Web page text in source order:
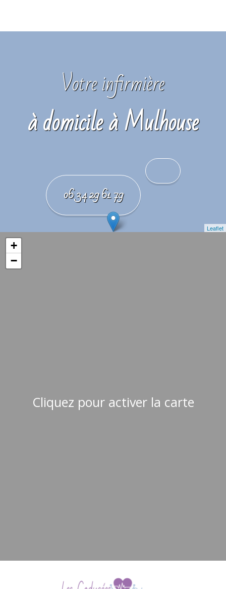
Votre infirmière
à domicile à Mulhouse
06 34 29 61 79
Cliquez pour activer la carte
+
−
Leaflet